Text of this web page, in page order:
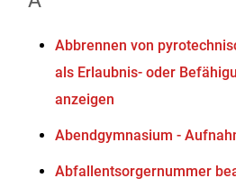
Abbrennen von
als Erlaubnis- oder
anzeigen
Abendgymnasium -
Abfallentsorgernummer